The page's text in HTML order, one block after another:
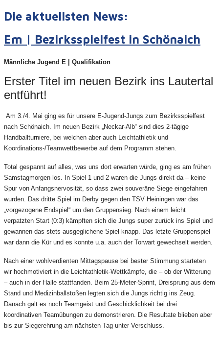
Die aktuellsten News:
Em | Bezirksspielfest in Schönaich
Männliche Jugend E | Qualifikation
Erster Titel im neuen Bezirk ins Lautertal
entführt!
Am 3./4. Mai ging es für unsere E-Jugend-Jungs zum Bezirksspielfest
nach Schönaich. Im neuen Bezirk „Neckar-Alb“ sind dies 2-tägige
Handballturniere, bei welchen aber auch Leichtathletik und
Koordinations-/Teamwettbewerbe auf dem Programm stehen.
Total gespannt auf alles, was uns dort erwarten würde, ging es am frühen
Samstagmorgen los. In Spiel 1 und 2 waren die Jungs direkt da – keine
Spur von Anfangsnervosität, so dass zwei souveräne Siege eingefahren
wurden. Das dritte Spiel im Derby gegen den TSV Heiningen war das
„vorgezogene Endspiel“ um den Gruppensieg. Nach einem leicht
verpatzten Start (0:3) kämpften sich die Jungs super zurück ins Spiel und
gewannen das stets ausgeglichene Spiel knapp. Das letzte Gruppenspiel
war dann die Kür und es konnte u.a. auch der Torwart gewechselt werden.
Nach einer wohlverdienten Mittagspause bei bester Stimmung starteten
wir hochmotiviert in die Leichtathletik-Wettkämpfe, die – ob der Witterung
– auch in der Halle stattfanden. Beim 25-Meter-Sprint, Dreisprung aus dem
Stand und Medizinballstoßen legten sich die Jungs richtig ins Zeug.
Danach galt es noch Teamgeist und Geschicklichkeit bei drei
koordinativen Teamübungen zu demonstrieren. Die Resultate blieben aber
bis zur Siegerehrung am nächsten Tag unter Verschluss.